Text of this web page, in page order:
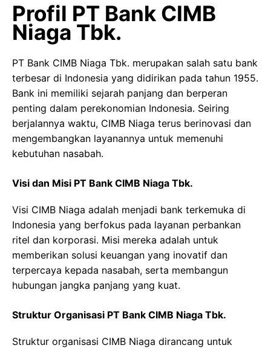
Profil PT Bank CIMB
Niaga Tbk.
PT Bank CIMB Niaga Tbk. merupakan salah satu bank
terbesar di Indonesia yang didirikan pada tahun 1955.
Bank ini memiliki sejarah panjang dan berperan
penting dalam perekonomian Indonesia. Seiring
berjalannya waktu, CIMB Niaga terus berinovasi dan
mengembangkan layanannya untuk memenuhi
kebutuhan nasabah.
Visi dan Misi PT Bank CIMB Niaga Tbk.
Visi CIMB Niaga adalah menjadi bank terkemuka di
Indonesia yang berfokus pada layanan perbankan
ritel dan korporasi. Misi mereka adalah untuk
memberikan solusi keuangan yang inovatif dan
terpercaya kepada nasabah, serta membangun
hubungan jangka panjang yang kuat.
Struktur Organisasi PT Bank CIMB Niaga Tbk.
Struktur organisasi CIMB Niaga dirancang untuk